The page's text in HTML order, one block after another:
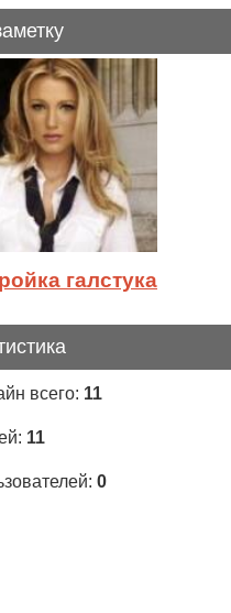
галстука
всего: 11
11
0